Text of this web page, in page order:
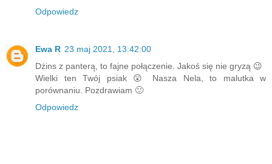
Odpowiedz
Ewa R 23 maj 2021, 13:42:00
Dżins z panterą, to fajne połączenie. Jakoś się nie gryzą 😉
Wielki ten Twój psiak 😲 Nasza Nela, to malutka w
porównaniu. Pozdrawiam 🙂
Odpowiedz